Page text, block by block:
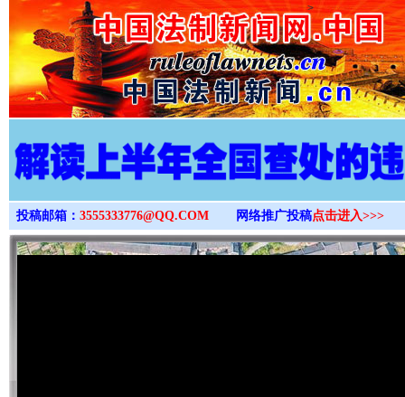
>
投稿邮箱： 3555333776@QQ.COM 网络推广投稿点击进入>>>